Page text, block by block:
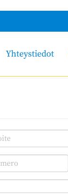
Yhteystiedot